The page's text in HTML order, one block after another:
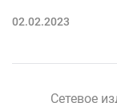
02.02.2023
Сетевое